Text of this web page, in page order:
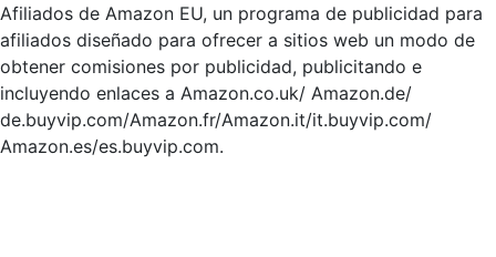
Afiliados de Amazon EU, un programa de publicidad para
afiliados diseñado para ofrecer a sitios web un modo de
obtener comisiones por publicidad, publicitando e
incluyendo enlaces a Amazon.co.uk/ Amazon.de/
de.buyvip.com/Amazon.fr/Amazon.it/it.buyvip.com/
Amazon.es/es.buyvip.com.